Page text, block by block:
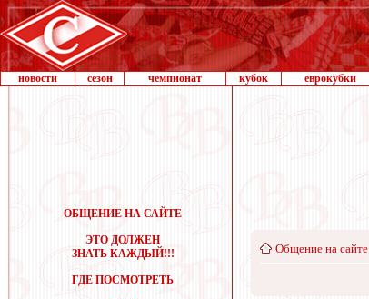
новости сезон чемпионат кубок еврокубки
ОБЩЕНИЕ НА САЙТЕ
ЭТО ДОЛЖЕН
ЗНАТЬ КАЖДЫЙ!!!
ГДЕ ПОСМОТРЕТЬ
Общение на сайте